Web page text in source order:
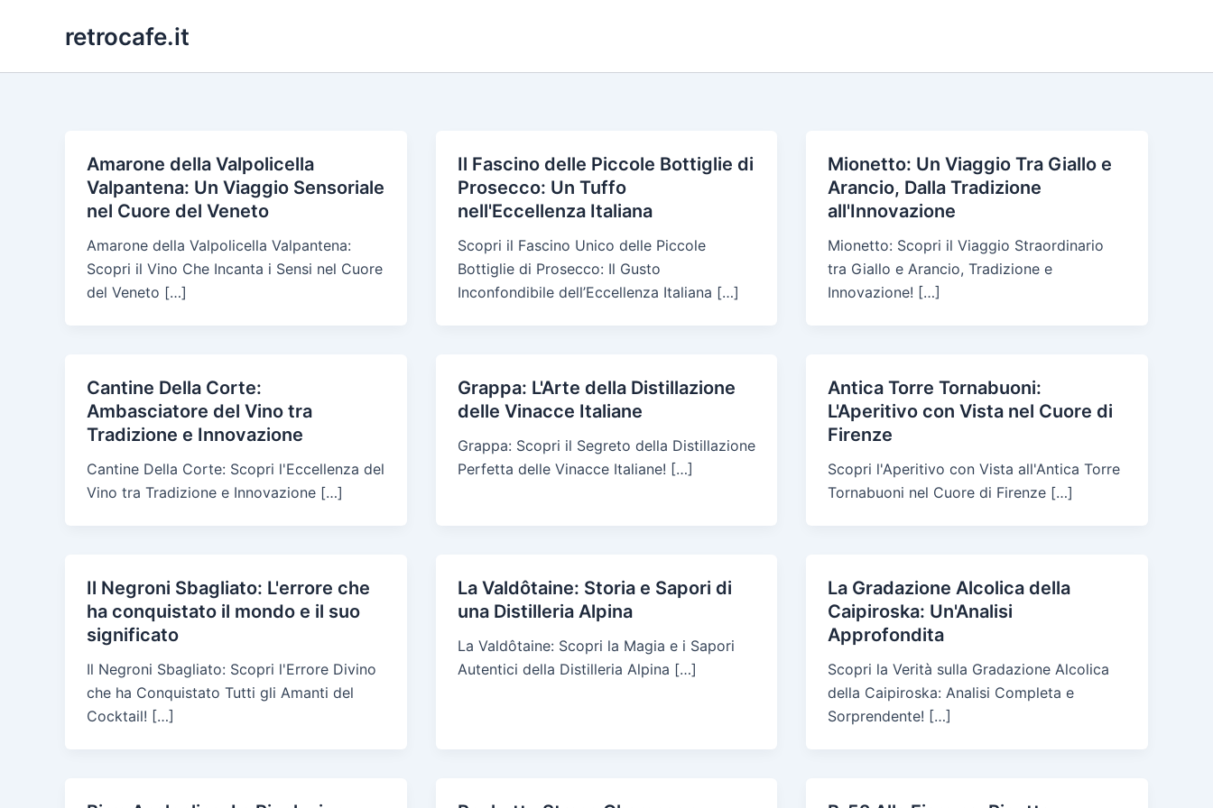
retrocafe.it
Amarone della Valpolicella
Valpantena: Un Viaggio Sensoriale
nel Cuore del Veneto
Amarone della Valpolicella Valpantena:
Scopri il Vino Che Incanta i Sensi nel Cuore
del Veneto […]
Il Fascino delle Piccole Bottiglie di
Prosecco: Un Tuffo
nell'Eccellenza Italiana
Scopri il Fascino Unico delle Piccole
Bottiglie di Prosecco: Il Gusto
Inconfondibile dell’Eccellenza Italiana […]
Mionetto: Un Viaggio Tra Giallo e
Arancio, Dalla Tradizione
all'Innovazione
Mionetto: Scopri il Viaggio Straordinario
tra Giallo e Arancio, Tradizione e
Innovazione! […]
Cantine Della Corte:
Ambasciatore del Vino tra
Tradizione e Innovazione
Cantine Della Corte: Scopri l'Eccellenza del
Vino tra Tradizione e Innovazione […]
Grappa: L'Arte della Distillazione
delle Vinacce Italiane
Grappa: Scopri il Segreto della Distillazione
Perfetta delle Vinacce Italiane! […]
Antica Torre Tornabuoni:
L'Aperitivo con Vista nel Cuore di
Firenze
Scopri l'Aperitivo con Vista all'Antica Torre
Tornabuoni nel Cuore di Firenze […]
Il Negroni Sbagliato: L'errore che
ha conquistato il mondo e il suo
significato
Il Negroni Sbagliato: Scopri l'Errore Divino
che ha Conquistato Tutti gli Amanti del
Cocktail! […]
La Valdôtaine: Storia e Sapori di
una Distilleria Alpina
La Valdôtaine: Scopri la Magia e i Sapori
Autentici della Distilleria Alpina […]
La Gradazione Alcolica della
Caipiroska: Un'Analisi
Approfondita
Scopri la Verità sulla Gradazione Alcolica
della Caipiroska: Analisi Completa e
Sorprendente! […]